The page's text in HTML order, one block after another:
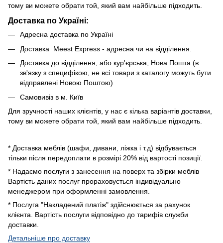
тому ви можете обрати той, який вам найбільше підходить.
Доставка по Україні:
Адресна доставка по Україні
Доставка Meest Express - адресна чи на відділення.
Доставка до відділення, або кур'єрська, Нова Пошта (в
зв'язку з специфікою, не всі товари з каталогу можуть бути
відправлені Новою Поштою)
Самовивіз в м. Київ
Для зручності наших клієнтів, у нас є кілька варіантів доставки,
тому ви можете обрати той, який вам найбільше підходить.
* Доставка меблів (шафи, дивани, ліжка і т.д) відбувається
тільки після передоплати в розмірі 20% від вартості позиції.
* Надаємо послуги з занесення на поверх та збірки меблів
Вартість даних послуг прораховується індивідуально
менеджером при оформленні замовлення.
* Послуга "Накладений платіж" здійснюється за рахунок
клієнта. Вартість послуги відповідно до тарифів служби
доставки.
Детальніше про доставку